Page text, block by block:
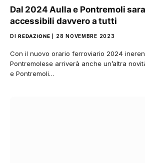
Dal 2024 Aulla e Pontremoli
accessibili davvero a tutti
DI REDAZIONE 28 NOVEMBRE 2023
Con il nuovo orario ferroviario 2024
Pontremolese arriverà anche un’altra
e Pontremoli…